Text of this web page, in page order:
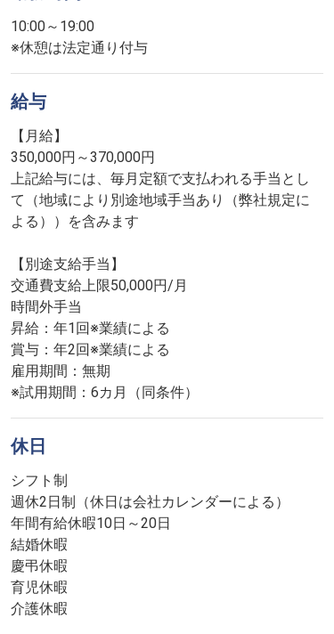
10:00～19:00
※休憩は法定通り付与
給与
【月給】
350,000円～370,000円
上記給与には、毎月定額で支払われる手当とし
て（地域により別途地域手当あり（弊社規定に
よる））を含みます
【別途支給手当】
交通費支給上限50,000円/月
時間外手当
昇給：年1回※業績による
賞与：年2回※業績による
雇用期間：無期
※試用期間：6カ月（同条件）
休日
シフト制
週休2日制（休日は会社カレンダーによる）
年間有給休暇10日～20日
結婚休暇
慶弔休暇
育児休暇
介護休暇